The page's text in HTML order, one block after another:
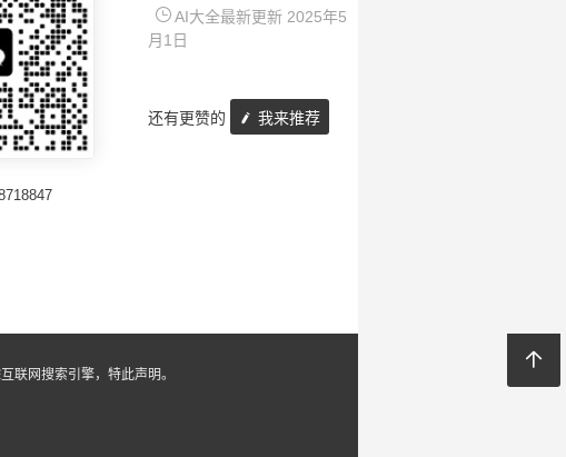
AI大全最新更新 2025年5
月1日
还有更赞的 我来推荐
联网搜索引擎，特此声明。